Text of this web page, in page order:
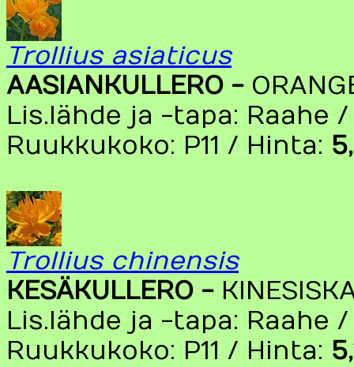
Trollius asiaticus
AASIANKULLERO -
Lis.lähde ja -tapa: Raahe
Ruukkukoko: P11 / Hinta:
Trollius chinensis
KESÄKULLERO -
Lis.lähde ja -tapa: Raahe
Ruukkukoko: P11 / Hinta: